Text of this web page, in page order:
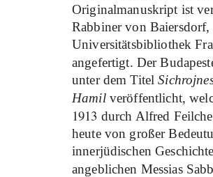
Originalmanuskript ist
Rabbiner von Baiersdorf,
Universitätsbibliothek
angefertigt. Der
unter dem Titel
Hamilveröffentlicht,
1913 durch Alfred
heute von großer
innerjüdischen
angeblichen Messias